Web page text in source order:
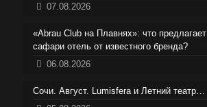
07.08.2026
«Abrau Club на Плавнях»: что предлагает
сафари отель от известного бренда?
06.08.2026
Сочи. Август. Lumisfera и Летний театр…